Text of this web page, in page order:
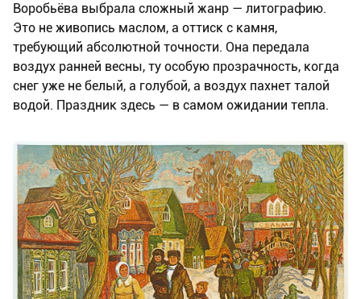
Воробьёва выбрала сложный жанр — литографию.
Это не живопись маслом, а оттиск с камня,
требующий абсолютной точности. Она передала
воздух ранней весны, ту особую прозрачность, когда
снег уже не белый, а голубой, а воздух пахнет талой
водой. Праздник здесь — в самом ожидании тепла.